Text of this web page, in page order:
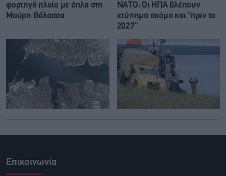
φορτηγό πλοίο με όπλα στη
Μαύρη Θάλασσα
ΝΑΤΟ: Οι ΗΠΑ βλέπουν
χτύπημα ακόμα και “πριν το
2027”
Επικοινωνία